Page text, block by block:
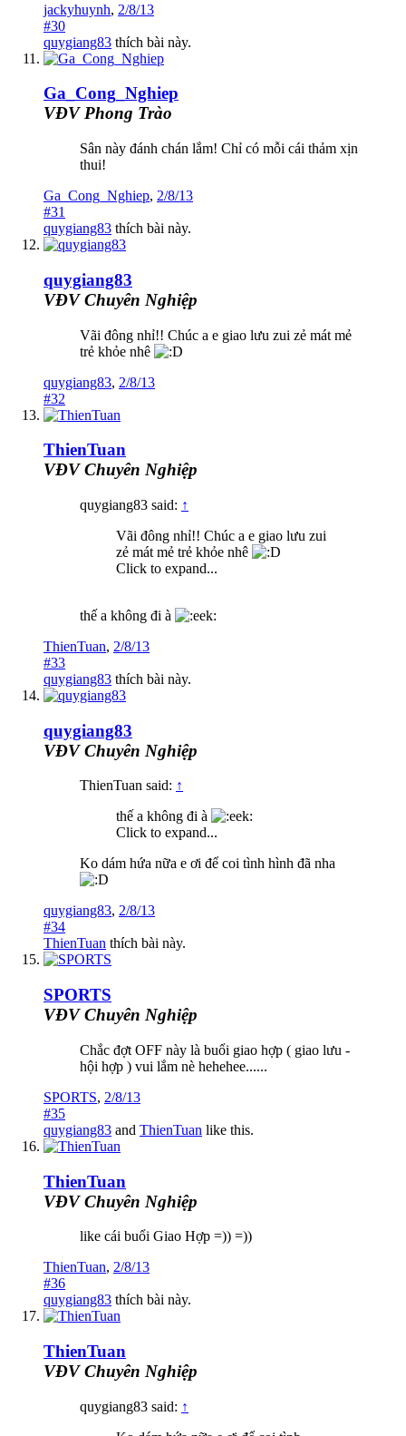
jackyhuynh, 2/8/13
#30
quygiang83 thích bài này.
Ga_Cong_Nghiep
VĐV Phong Trào
Sân này đánh chán lắm! Chỉ có mỗi cái thảm xịn
thui!
Ga_Cong_Nghiep, 2/8/13
#31
quygiang83 thích bài này.
quygiang83
VĐV Chuyên Nghiệp
Vãi đông nhỉ!! Chúc a e giao lưu zui zẻ mát mẻ
trẻ khỏe nhê
quygiang83, 2/8/13
#32
ThienTuan
VĐV Chuyên Nghiệp
quygiang83 said: ↑
Vãi đông nhỉ!! Chúc a e giao lưu zui
zẻ mát mẻ trẻ khỏe nhê
Click to expand...
thế a không đi à
ThienTuan, 2/8/13
#33
quygiang83 thích bài này.
quygiang83
VĐV Chuyên Nghiệp
ThienTuan said: ↑
thế a không đi à
Click to expand...
Ko dám hứa nữa e ơi để coi tình hình đã nha
quygiang83, 2/8/13
#34
ThienTuan thích bài này.
SPORTS
VĐV Chuyên Nghiệp
Chắc đợt OFF này là buổi giao hợp ( giao lưu -
hội hợp ) vui lắm nè hehehee......
SPORTS, 2/8/13
#35
quygiang83 and ThienTuan like this.
ThienTuan
VĐV Chuyên Nghiệp
like cái buổi Giao Hợp =)) =))
ThienTuan, 2/8/13
#36
quygiang83 thích bài này.
ThienTuan
VĐV Chuyên Nghiệp
quygiang83 said: ↑